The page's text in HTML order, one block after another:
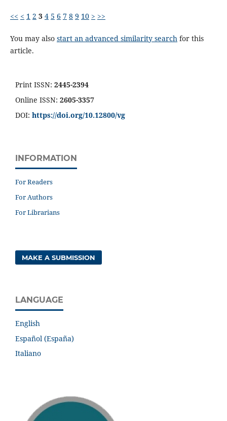
<< < 1 2 3 4 5 6 7 8 9 10 > >>
You may also start an advanced similarity search for this
article.
Print ISSN: 2445-2394
Online ISSN: 2605-3357
DOI: https://doi.org/10.12800/vg
INFORMATION
For Readers
For Authors
For Librarians
MAKE A SUBMISSION
LANGUAGE
English
Español (España)
Italiano